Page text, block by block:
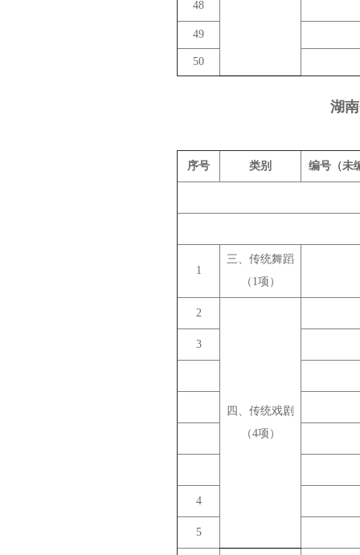
48
49
50
湖
序号 类别 编号（未
1
三、传统舞蹈
（1项）
2
四、传统戏剧
（4项）
3
4
5